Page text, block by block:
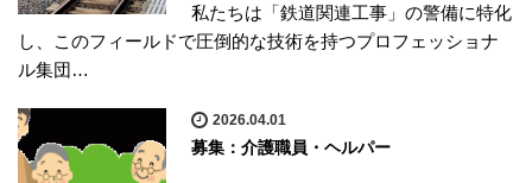
私たちは「鉄道関連工事」の警備に特化
し、このフィールドで圧倒的な技術を持つプロフェッショナ
ル集団…
2026.04.01
募集：介護職員・ヘルパー